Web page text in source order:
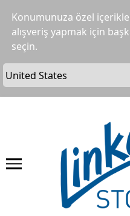
Konumunuza özel
alışveriş yapmak için
seçin.